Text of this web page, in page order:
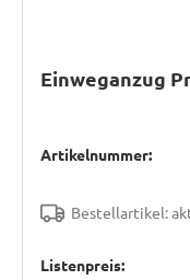
Einweganzug
Artikelnummer:
Bestellartikel:
Listenpreis: